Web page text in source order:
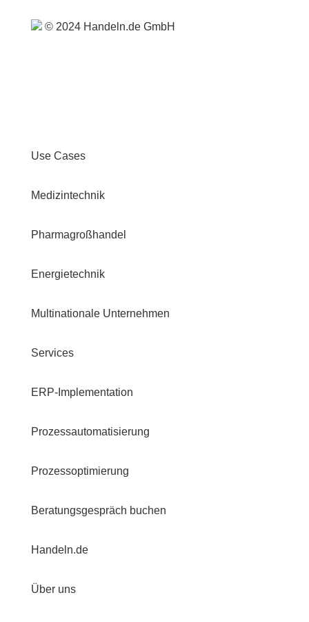
© 2024 Handeln.de GmbH
Use Cases
Medizintechnik
Pharmagroßhandel
Energietechnik
Multinationale Unternehmen
Services
ERP-Implementation
Prozessautomatisierung
Prozessoptimierung
Beratungsgespräch buchen
Handeln.de
Über uns